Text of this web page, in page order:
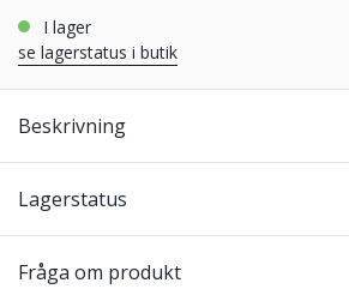
i lager
se lagerstatus i butik
Beskrivning
Lagerstatus
Fråga om produkt